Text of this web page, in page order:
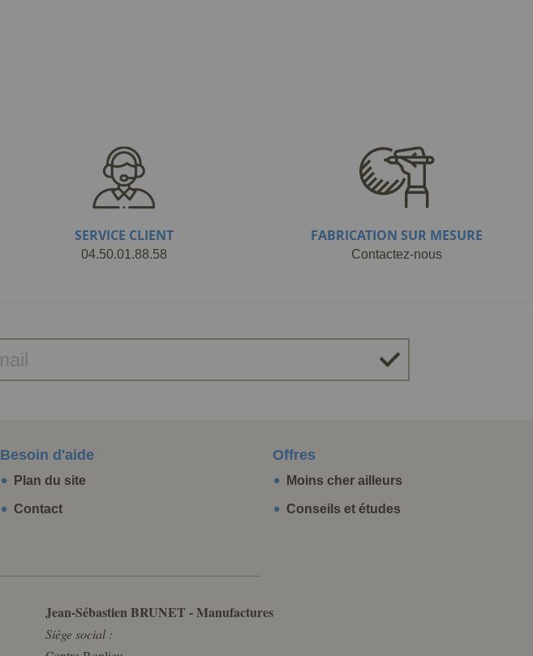
SERVICE CLIENT
04.50.01.88.58
FABRICATION SUR MESURE
Contactez-nous
Besoin d'aide
Plan du site
Contact
Offres
Moins cher ailleurs
Conseils et études
Jean-Sébastien BRUNET - Manufactures
Siège social :